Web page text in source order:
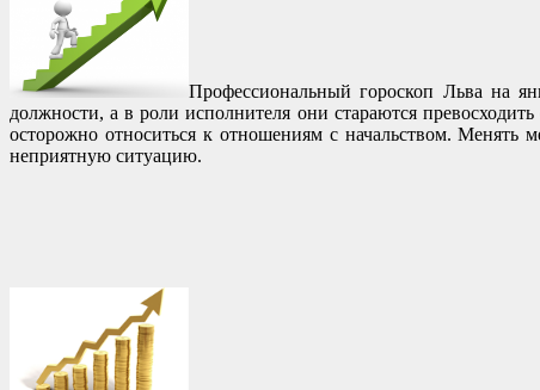
Профессиональный гороскоп Льва на
должности, а в роли исполнителя они стараются
осторожно относиться к отношениям с начальством. Менять
неприятную ситуацию.